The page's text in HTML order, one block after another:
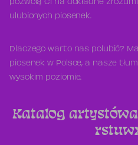
pozwolą Ci na dokładne
ulubionych piosenek.
Dlaczego warto nas polubić?
piosenek w Polsce, a nasze
wysokim poziomie.
Katalog artystówa
rstuw